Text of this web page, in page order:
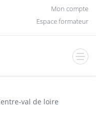
Mon compte
Espace formateur
val de loire